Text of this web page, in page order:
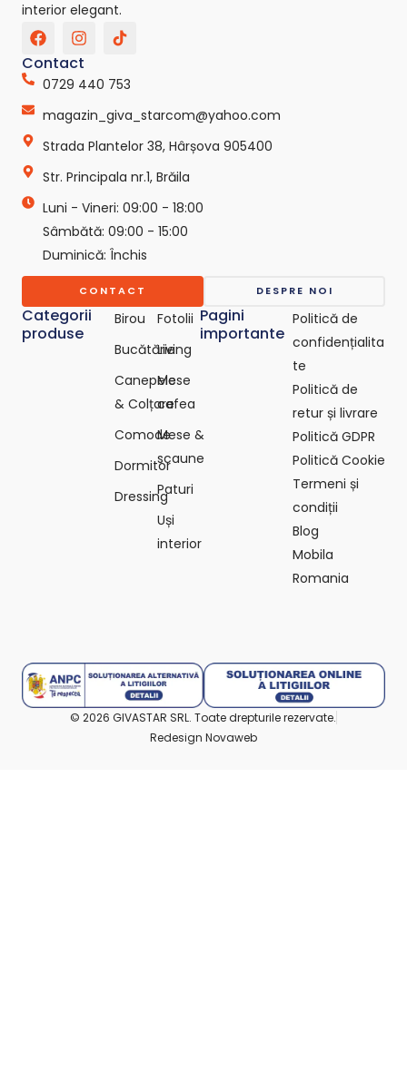
interior elegant.
F
a
c
e
b
o
o
k
I
n
s
t
a
g
r
a
T
i
t
o
k
-
s
g
e
p
o
-
c
o
m
Categorii
produse
Birou
Bucătărie
Canepele
& Colțare
Comode
Dormitor
Dressing
Fotolii
Living
Mese
cafea
Mese &
scaune
Paturi
Uși
interior
Pagini
importante
Politică de
confidențialita
te
Politică de
retur și livrare
Politică GDPR
Politică Cookie
Termeni și
condiții
Blog
Mobila
Romania
Contact
0729 440 753
magazin_giva_starcom@yahoo.com
Strada Plantelor 38, Hârșova 905400
Str. Principala nr.1, Brăila
Luni - Vineri: 09:00 - 18:00
Sâmbătă: 09:00 - 15:00
Duminică: Închis
CONTACT DESPRE NOI
© 2026 GIVASTAR SRL. Toate drepturile rezervate.
Redesign Novaweb